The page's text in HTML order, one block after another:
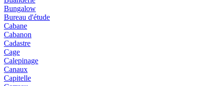
Bungalow
Bureau d'étude
Cabane
Cabanon
Cadastre
Cage
Calepinage
Canaux
Capitelle